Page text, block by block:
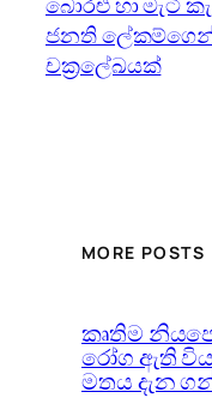
ජනති
චක්‍රලේඛයක්
MORE POSTS
කෘතිම
රෝග ඇති
මතය දැන